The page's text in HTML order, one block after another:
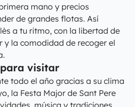
mano y precios
de grandes flotas. Así
a tu ritmo, con la libertad de
y la comodidad de recoger el
visitar
todo el año gracias a su clima
la Festa Major de Sant Pere
música y tradiciones